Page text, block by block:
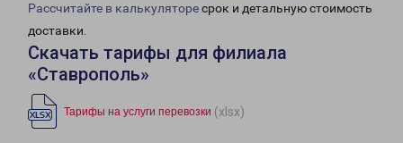
Рассчитайте в калькуляторесрок и детальную стоимость
доставки.
Скачать тарифы для филиала
«Ставрополь»
Тарифы на услуги перевозки (xlsx)